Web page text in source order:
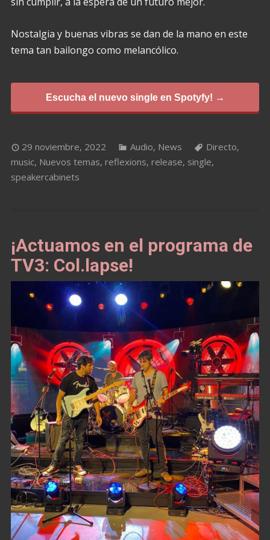
Nostalgia y buenas vibras se dan de la mano en este
tema tan bailongo como melancólico.
Escucha el nuevo single en Spotyfy! →
29 noviembre, 2022 Audio, News Directo,
music, Nuevos temas, reflexions, release, single,
speakercabinets
¡Actuamos en el programa de
TV3: Col.lapse!